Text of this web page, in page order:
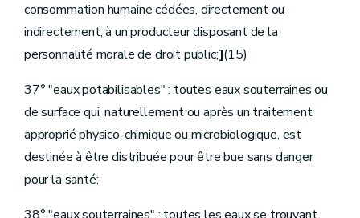
Art.D.390
Art.D.391
Partie [IV
Constatation des infractions et sanctions][Décret
Titre[Ier
Sanctions des infractions en matière d'eau de surface][Décret 05.06.2008]
[D.392
Art.[D.393
Art.[D.394
Art.[D.395
Titre[II Sanctions des infractions en matière d'eau souterraine]
[Décret 05.06.2008]
Art.[D.397
consommation humaine cédées, directement ou
indirectement, à un producteur disposant de la
personnalité morale de droit public;](15)
37° "eaux potabilisables" : toutes eaux souterraines ou
de surface qui, naturellement ou après un traitement
approprié physico-chimique ou microbiologique, est
destinée à être distribuée pour être bue sans danger
pour la santé;